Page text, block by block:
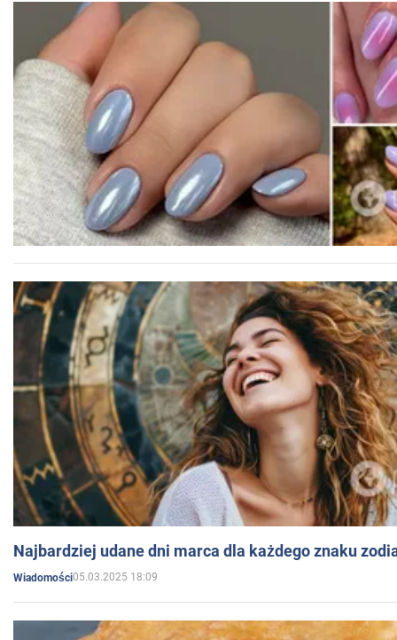
Najbardziej udane dni marca dla każdego znaku
Wiadomości05.03.2025 18:09